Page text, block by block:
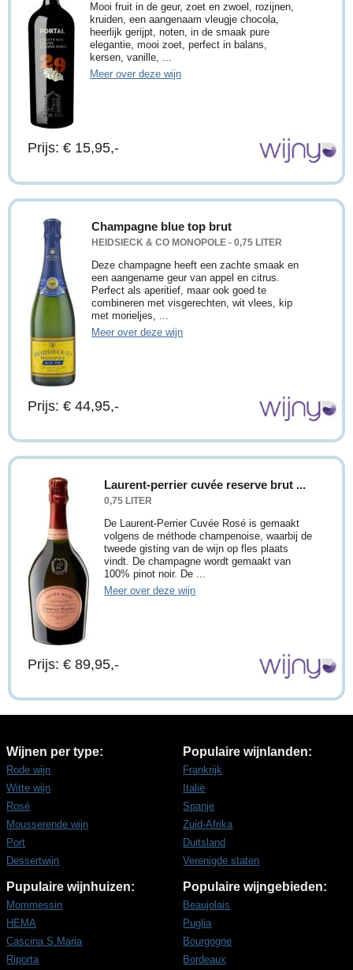
Mooi fruit in de geur, zoet en zwoel, rozijnen,
kruiden, een aangenaam vleugje chocola,
heerlijk gerijpt, noten, in de smaak pure
elegantie, mooi zoet, perfect in balans,
kersen, vanille, ...
Meer over deze wijn
Prijs: € 15,95,-
Champagne blue top brut
HEIDSIECK & CO MONOPOLE - 0,75 LITER
Deze champagne heeft een zachte smaak en
een aangename geur van appel en citrus.
Perfect als aperitief, maar ook goed te
combineren met visgerechten, wit vlees, kip
met morieljes, ...
Meer over deze wijn
Prijs: € 44,95,-
Laurent-perrier cuvée reserve brut ...
0,75 LITER
De Laurent-Perrier Cuvée Rosé is gemaakt
volgens de méthode champenoise, waarbij de
tweede gisting van de wijn op fles plaats
vindt. De champagne wordt gemaakt van
100% pinot noir. De ...
Meer over deze wijn
Prijs: € 89,95,-
Wijnen per type:
Rode wijn
Witte wijn
Rosé
Mousserende wijn
Port
Dessertwijn
Populaire wijnlanden:
Frankrijk
Italië
Spanje
Zuid-Afrika
Duitsland
Verenigde staten
Pupulaire wijnhuizen:
Mommessin
HEMA
Cascina S.Maria
Riporta
Populaire wijngebieden:
Beaujolais
Puglia
Bourgogne
Bordeaux